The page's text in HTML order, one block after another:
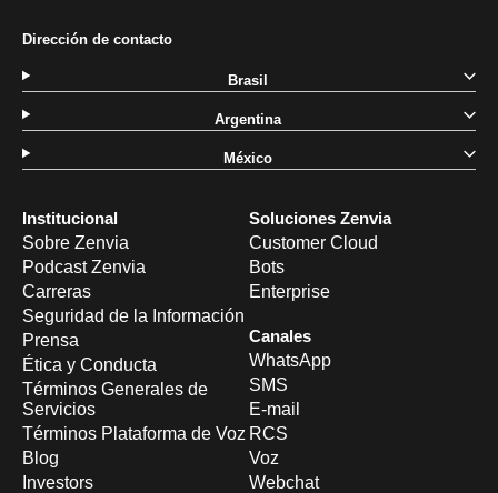
Institucional
Sobre Zenvia
Podcast Zenvia
Carreras
Seguridad de la Información
Prensa
Ética y Conducta
Términos Generales de
Servicios
Términos Plataforma de Voz
Blog
Investors
Soluciones Zenvia
Customer Cloud
Bots
Enterprise
Canales
WhatsApp
SMS
E-mail
RCS
Voz
Webchat
Dirección de contacto
Brasil
Argentina
México